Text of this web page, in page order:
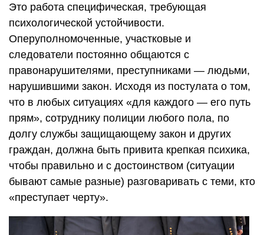
Это работа специфическая, требующая
психологической устойчивости.
Оперуполномоченные, участковые и
следователи постоянно общаются с
правонарушителями, преступниками — людьми,
нарушившими закон. Исходя из постулата о том,
что в любых ситуациях «для каждого — его путь
прям», сотруднику полиции любого пола, по
долгу службы защищающему закон и других
граждан, должна быть привита крепкая психика,
чтобы правильно и с достоинством (ситуации
бывают самые разные) разговаривать с теми, кто
«преступает черту».